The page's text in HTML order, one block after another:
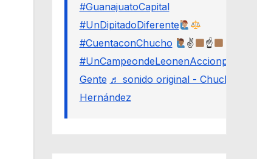
#GuanajuatoCapital
#UnDipitadoDiferente
#CuentaconChucho
✌
☝
#UnCampeondeLeonenAccionporLa
Gente ♬ sonido original - Chucho
Hernández